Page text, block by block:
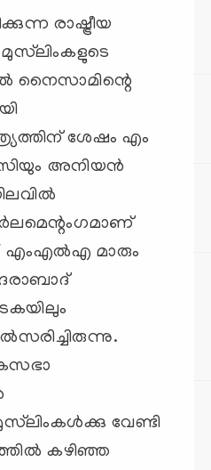
രാഷ്ട്രീയ
ല്‍ നൈസാമിന്റെ
ശേഷം എം
അനിയന്‍
എംഎല്‍എ മാരും
വേണ്ടി
കഴിഞ്ഞ